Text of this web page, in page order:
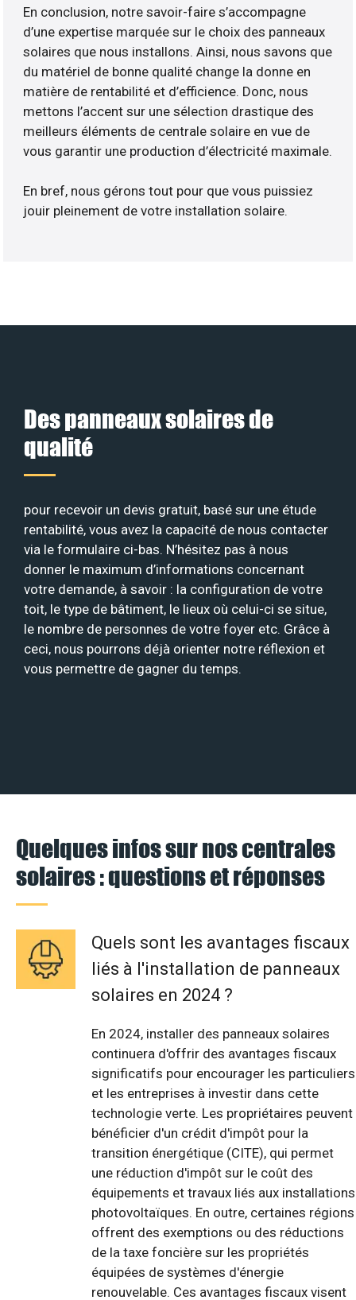
En conclusion, notre savoir-faire s’accompagne
d’une expertise marquée sur le choix des panneaux
solaires que nous installons. Ainsi, nous savons que
du matériel de bonne qualité change la donne en
matière de rentabilité et d’efficience. Donc, nous
mettons l’accent sur une sélection drastique des
meilleurs éléments de centrale solaire en vue de
vous garantir une production d’électricité maximale.
En bref, nous gérons tout pour que vous puissiez
jouir pleinement de votre installation solaire.
Des panneaux solaires de
qualité
pour recevoir un devis gratuit, basé sur une étude
rentabilité, vous avez la capacité de nous contacter
via le formulaire ci-bas. N’hésitez pas à nous
donner le maximum d’informations concernant
votre demande, à savoir : la configuration de votre
toit, le type de bâtiment, le lieux où celui-ci se situe,
le nombre de personnes de votre foyer etc. Grâce à
ceci, nous pourrons déjà orienter notre réflexion et
vous permettre de gagner du temps.
Quelques infos sur nos centrales
solaires : questions et réponses
Quels sont les avantages fiscaux
liés à l'installation de panneaux
solaires en 2024 ?
En 2024, installer des panneaux solaires
continuera d'offrir des avantages fiscaux
significatifs pour encourager les particuliers
et les entreprises à investir dans cette
technologie verte. Les propriétaires peuvent
bénéficier d'un crédit d'impôt pour la
transition énergétique (CITE), qui permet
une réduction d'impôt sur le coût des
équipements et travaux liés aux installations
photovoltaïques. En outre, certaines régions
offrent des exemptions ou des réductions
de la taxe foncière sur les propriétés
équipées de systèmes d'énergie
renouvelable. Ces avantages fiscaux visent